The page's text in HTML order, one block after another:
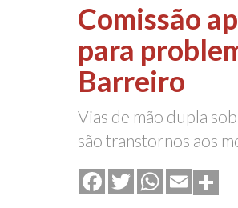
Comissão
para
Barreiro
Vias de mão dupla
são transtornos aos
FacebookTwitterWhatsApp
Email